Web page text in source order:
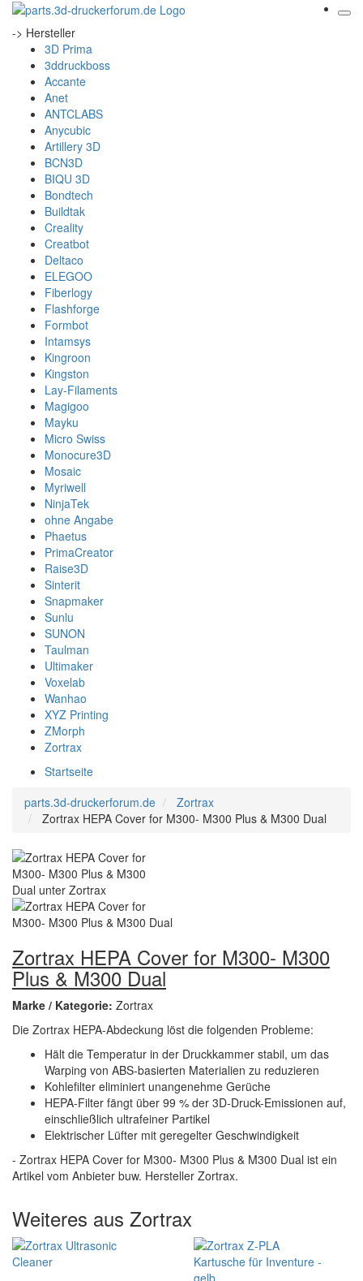
-> Hersteller
3D Prima
3ddruckboss
Accante
Anet
ANTCLABS
Anycubic
Artillery 3D
BCN3D
BIQU 3D
Bondtech
Buildtak
Creality
Creatbot
Deltaco
ELEGOO
Fiberlogy
Flashforge
Formbot
Intamsys
Kingroon
Kingston
Lay-Filaments
Magigoo
Mayku
Micro Swiss
Monocure3D
Mosaic
Myriwell
NinjaTek
ohne Angabe
Phaetus
PrimaCreator
Raise3D
Sinterit
Snapmaker
Sunlu
SUNON
Taulman
Ultimaker
Voxelab
Wanhao
XYZ Printing
ZMorph
Zortrax
Startseite
parts.3d-druckerforum.de
Zortrax
Zortrax HEPA Cover for M300- M300 Plus & M300 Dual
Zortrax HEPA Cover for M300- M300
Plus & M300 Dual
Marke / Kategorie: Zortrax
Die Zortrax HEPA-Abdeckung löst die folgenden Probleme:
Hält die Temperatur in der Druckkammer stabil, um das
Warping von ABS-basierten Materialien zu reduzieren
Kohlefilter eliminiert unangenehme Gerüche
HEPA-Filter fängt über 99 % der 3D-Druck-Emissionen auf,
einschließlich ultrafeiner Partikel
Elektrischer Lüfter mit geregelter Geschwindigkeit
- Zortrax HEPA Cover for M300- M300 Plus & M300 Dual ist ein
Artikel vom Anbieter buw. Hersteller Zortrax.
Weiteres aus Zortrax